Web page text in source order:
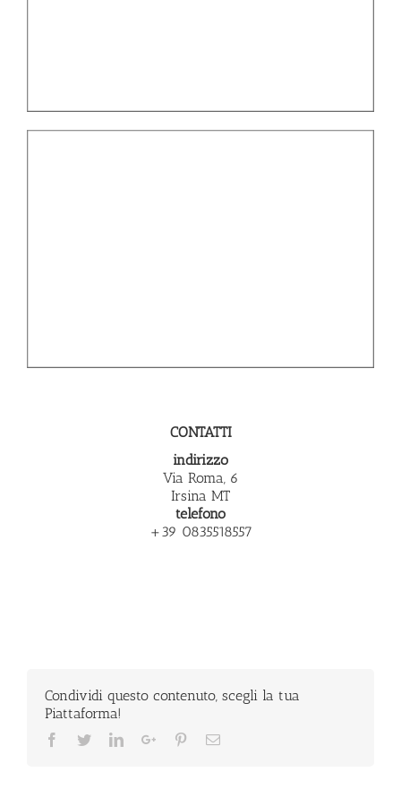
CONTATTI
indirizzo
Via Roma, 6
Irsina MT
telefono
+39 0835518557
Condividi questo contenuto, scegli la tua
Piattaforma!
Facebook
TwitterLinkedInGoogle+PinterestEmail